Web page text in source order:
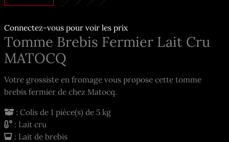
Connectez-vous pour voir les prix
Tomme Brebis Fermier Lait Cru
MATOCQ
Votre grossiste en fromage vous propose cette tomme
brebis fermier de chez Matocq.
: Colis de 1 pièce(s) de 5 kg
: Lait cru
: Lait de brebis